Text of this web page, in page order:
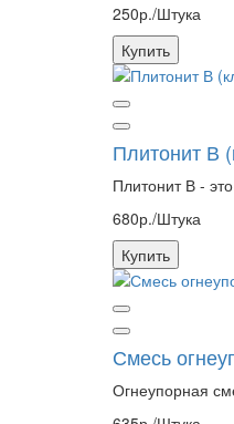
250р./Штука
Купить
Плитонит В
Плитонит В -
680р./Штука
Купить
Смесь
Огнеупорная